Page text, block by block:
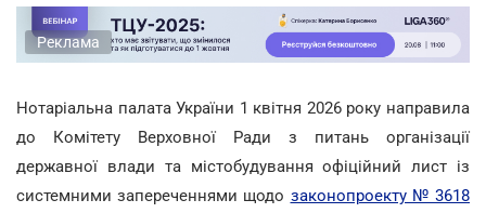
Реклама
Нотаріальна палата України 1 квітня 2026 року направила
до Комітету Верховної Ради з питань організації
державної влади та містобудування офіційний лист із
системними запереченнями щодо законопроекту № 3618